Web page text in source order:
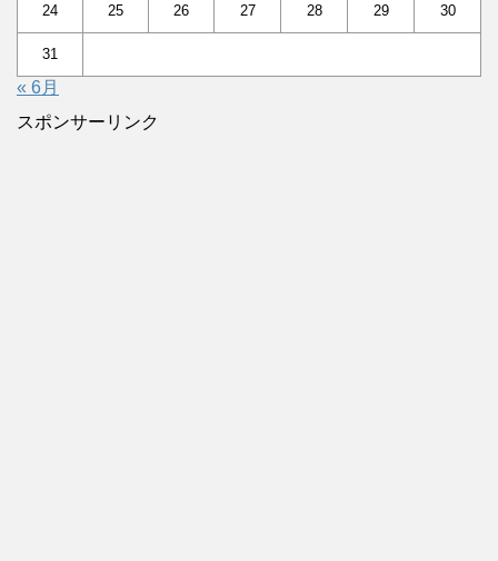
24 25 26 27 28 29 30
31
« 6月
スポンサーリンク